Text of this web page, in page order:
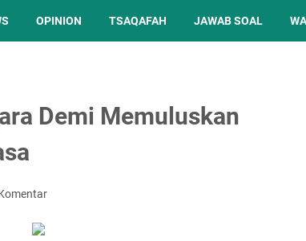
OPINION TSAQAFAH JAWAB SOAL
Demi Memuluskan